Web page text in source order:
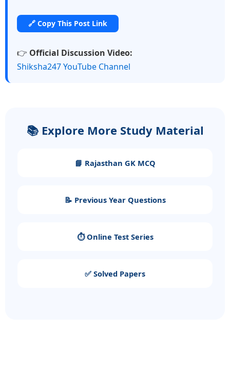
🔗 Copy This Post Link
👉 Official Discussion Video:
Shiksha247 YouTube Channel
📚 Explore More Study Material
📘 Rajasthan GK MCQ
📝 Previous Year Questions
⏱️ Online Test Series
✅ Solved Papers